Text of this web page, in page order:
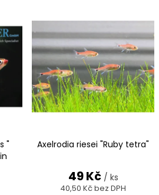
"
Axelrodia riesei "Ruby tetra"
40,50 Kč bez DPH
49 Kč / ks